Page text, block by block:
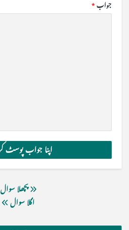
جواب *
پچھلا سوال
اگلا سوال